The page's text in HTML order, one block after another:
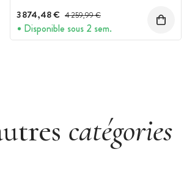
3 874,48 € Prix avant réduction :
4 259,99 €
Disponible sous 2 sem.
catégories